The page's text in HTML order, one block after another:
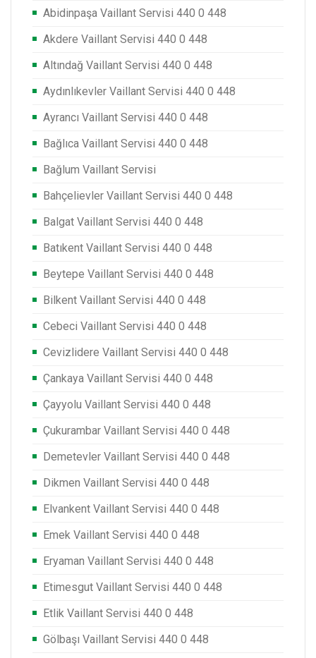
Abidinpaşa Vaillant Servisi 440 0 448
Akdere Vaillant Servisi 440 0 448
Altındağ Vaillant Servisi 440 0 448
Aydınlıkevler Vaillant Servisi 440 0 448
Ayrancı Vaillant Servisi 440 0 448
Bağlıca Vaillant Servisi 440 0 448
Bağlum Vaillant Servisi
Bahçelievler Vaillant Servisi 440 0 448
Balgat Vaillant Servisi 440 0 448
Batıkent Vaillant Servisi 440 0 448
Beytepe Vaillant Servisi 440 0 448
Bilkent Vaillant Servisi 440 0 448
Cebeci Vaillant Servisi 440 0 448
Cevizlidere Vaillant Servisi 440 0 448
Çankaya Vaillant Servisi 440 0 448
Çayyolu Vaillant Servisi 440 0 448
Çukurambar Vaillant Servisi 440 0 448
Demetevler Vaillant Servisi 440 0 448
Dikmen Vaillant Servisi 440 0 448
Elvankent Vaillant Servisi 440 0 448
Emek Vaillant Servisi 440 0 448
Eryaman Vaillant Servisi 440 0 448
Etimesgut Vaillant Servisi 440 0 448
Etlik Vaillant Servisi 440 0 448
Gölbaşı Vaillant Servisi 440 0 448